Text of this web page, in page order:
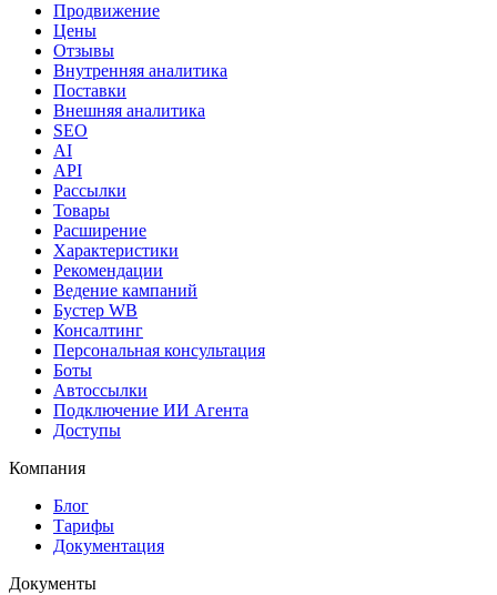
Продвижение
Цены
Отзывы
Внутренняя аналитика
Поставки
Внешняя аналитика
SEO
AI
API
Рассылки
Товары
Расширение
Характеристики
Рекомендации
Ведение кампаний
Бустер WB
Консалтинг
Персональная консультация
Боты
Автоссылки
Подключение ИИ Агента
Доступы
Компания
Блог
Тарифы
Документация
Документы